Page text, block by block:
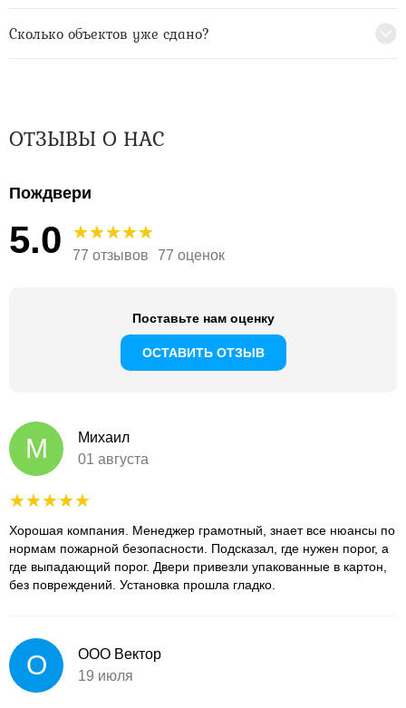
Сколько объектов уже сдано?
ОТЗЫВЫ О НАС
Пождвери
5.0 77 отзывов 77 оценок
Поставьте нам оценку
ОСТАВИТЬ ОТЗЫВ
М
Михаил
01 августа
Хорошая компания. Менеджер грамотный, знает все нюансы по
нормам пожарной безопасности. Подсказал, где нужен порог, а
где выпадающий порог. Двери привезли упакованные в картон,
без повреждений. Установка прошла гладко.
О
ООО Вектор
19 июля